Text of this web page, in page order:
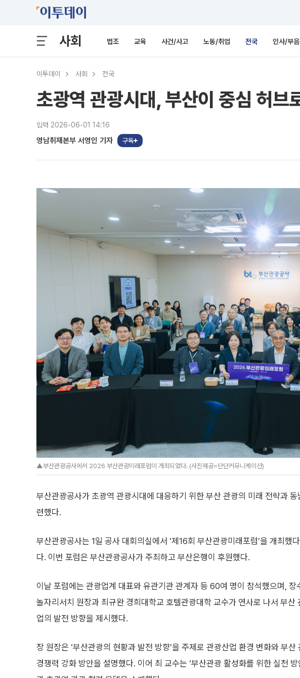
사회 법조 교육 사건/사고 노동/취업 전국 인사/부음
이투데이 사회 전국
초광역 관광시대, 부산이 중심 허
입력 2026-06-01 14:16
영남취재본부 서영인 기자 구독
▲부산관광공사에서 2026 부산관광미래포럼이 개최되었다. (사진제공=단단커뮤니케이션)
부산관광공사가 초광역 관광시대에 대응하기 위한 부산 관광의 미래 전략과
련했다.
부산관광공사는 1일 공사 대회의실에서 ‘제16회 부산관광미래포럼’을 개최했
다. 이번 포럼은 부산관광공사가 주최하고 부산은행이 후원했다.
이날 포럼에는 관광업계 대표와 유관기관 관계자 등 60여 명이 참석했으며, 장
놀자리서치 원장과 최규완 경희대학교 호텔관광대학 교수가 연사로 나서 부산
업의 발전 방향을 제시했다.
장 원장은 ‘부산관광의 현황과 발전 방향’을 주제로 관광산업 환경 변화와 부산
경쟁력 강화 방안을 설명했다. 이어 최 교수는 ‘부산관광 활성화를 위한 실천